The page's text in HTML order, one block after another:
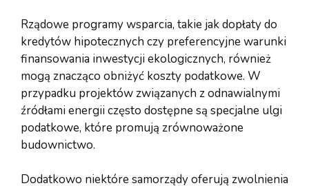
Rządowe programy wsparcia, takie jak dopłaty do
kredytów hipotecznych czy preferencyjne warunki
finansowania inwestycji ekologicznych, również
mogą znacząco obniżyć koszty podatkowe. W
przypadku projektów związanych z odnawialnymi
źródłami energii często dostępne są specjalne ulgi
podatkowe, które promują zrównoważone
budownictwo.
Dodatkowo niektóre samorządy oferują zwolnienia